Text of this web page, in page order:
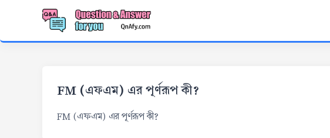
FM (এফএম) এর পূর্ণরূপ কী?
FM (এফএম) এর পূর্ণরূপ কী?